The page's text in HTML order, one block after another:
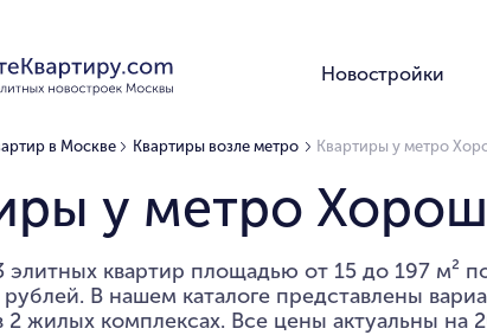
Новостройки
в Москве Квартиры возле метро Квартиры у метро
у метро
элитных квартир площадью от 15 до 197 м²
В нашем каталоге представлены
2 жилых комплексах. Все цены актуальны на